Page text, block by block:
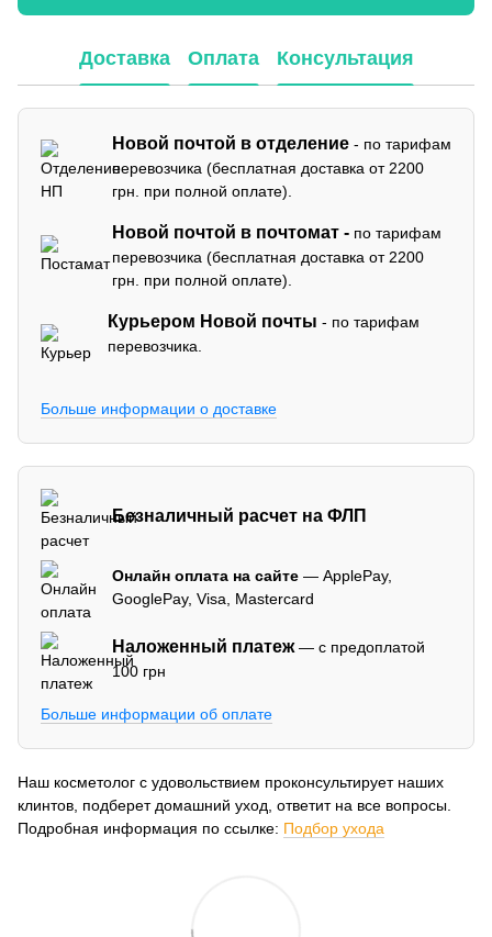
Доставка Оплата Консультация
Новой почтой в отделение - по тарифам
перевозчика (бесплатная доставка от 2200
грн. при полной оплате).
Новой почтой в почтомат - по тарифам
перевозчика (бесплатная доставка от 2200
грн. при полной оплате).
Курьером Новой почты - по тарифам
перевозчика.
Больше информации о доставке
Безналичный расчет на ФЛП
Онлайн оплата на сайте — ApplePay,
GooglePay, Visa, Mastercard
Наложенный платеж— с предоплатой
100 грн
Больше информации об оплате
Наш косметолог с удовольствием проконсультирует наших
клинтов, подберет домашний уход, ответит на все вопросы.
Подробная информация по ссылке: Подбор ухода